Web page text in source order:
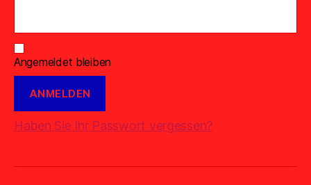
Angemeldet bleiben
Haben Sie Ihr Passwort vergessen?